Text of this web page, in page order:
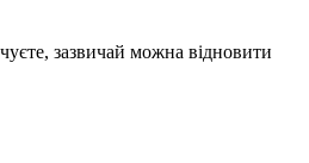
зазвичай можна відновити